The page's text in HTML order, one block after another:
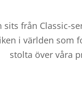
sits från Classic-
i världen som
stolta över våra